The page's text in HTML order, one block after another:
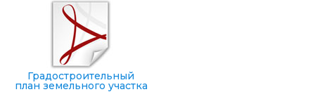
размещения объекта
строительства
документам
территориального
планирования
Градостроительный
план земельного участка